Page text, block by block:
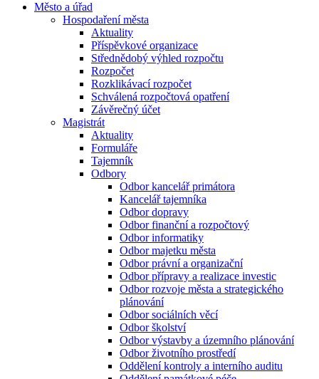
Město a úřad
Hospodaření města
Aktuality
Příspěvkové organizace
Střednědobý výhled rozpočtu
Rozpočet
Rozklikávací rozpočet
Schválená rozpočtová opatření
Závěrečný účet
Magistrát
Aktuality
Formuláře
Tajemník
Odbory
Odbor kancelář primátora
Kancelář tajemníka
Odbor dopravy
Odbor finanční a rozpočtový
Odbor informatiky
Odbor majetku města
Odbor právní a organizační
Odbor přípravy a realizace investic
Odbor rozvoje města a strategického
plánování
Odbor sociálních věcí
Odbor školství
Odbor výstavby a územního plánování
Odbor životního prostředí
Oddělení kontroly a interního auditu